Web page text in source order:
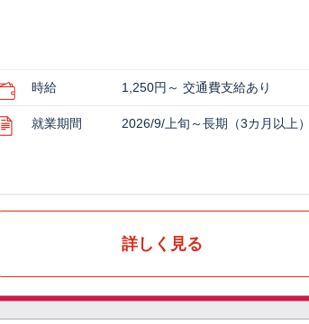
時給 1,250円～ 交通費支給あり
就業期間 2026/9/上旬～長期（3カ月以上）
詳しく見る